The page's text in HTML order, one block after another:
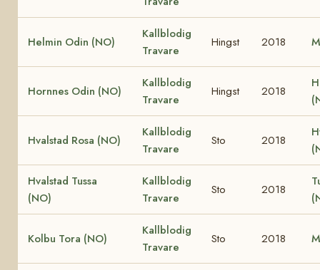
Helmin Odin (NO)
Kallblodig
Travare
Hingst 2018
Hornnes Odin (NO)
Kallblodig
Travare
Hingst 2018
Hvalstad Rosa (NO)
Kallblodig
Travare
Sto 2018
Hvalstad Tussa
(NO)
Kallblodig
Travare
Sto 2018
Kolbu Tora (NO)
Kallblodig
Travare
Sto 2018